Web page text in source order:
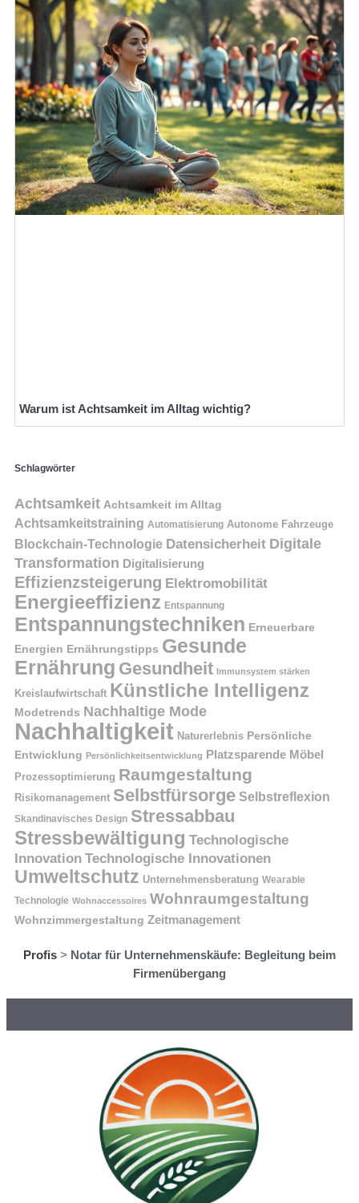
Warum ist Achtsamkeit im Alltag wichtig?
Schlagwörter
Achtsamkeit Achtsamkeit im Alltag
Achtsamkeitstraining Automatisierung Autonome Fahrzeuge
Blockchain-Technologie Datensicherheit Digitale
Transformation Digitalisierung
Effizienzsteigerung Elektromobilität
Energieeffizienz Entspannung
Entspannungstechniken Erneuerbare
Energien Ernährungstipps Gesunde
Ernährung Gesundheit Immunsystem stärken
Kreislaufwirtschaft Künstliche Intelligenz
Modetrends Nachhaltige Mode
Nachhaltigkeit Naturerlebnis Persönliche
Entwicklung Persönlichkeitsentwicklung Platzsparende Möbel
Prozessoptimierung Raumgestaltung
Risikomanagement Selbstfürsorge Selbstreflexion
Skandinavisches Design Stressabbau
Stressbewältigung Technologische
Innovation Technologische Innovationen
Umweltschutz Unternehmensberatung Wearable
Technologie Wohnaccessoires Wohnraumgestaltung
Wohnzimmergestaltung Zeitmanagement
Profis > Notar für Unternehmenskäufe: Begleitung beim
Firmenübergang